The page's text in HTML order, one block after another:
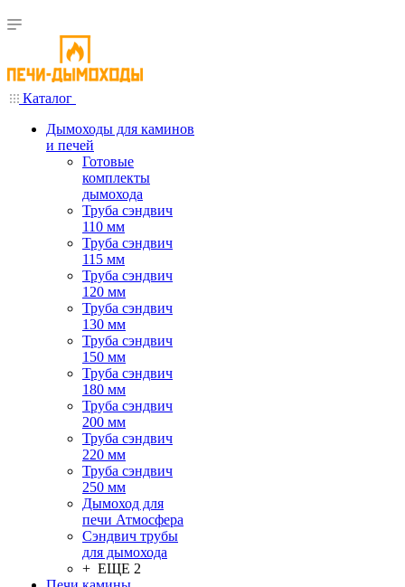
Каталог
Дымоходы для каминов
и печей
Готовые
комплекты
дымохода
Труба сэндвич
110 мм
Труба сэндвич
115 мм
Труба сэндвич
120 мм
Труба сэндвич
130 мм
Труба сэндвич
150 мм
Труба сэндвич
180 мм
Труба сэндвич
200 мм
Труба сэндвич
220 мм
Труба сэндвич
250 мм
Дымоход для
печи Атмосфера
Сэндвич трубы
для дымохода
+ ЕЩЕ 2